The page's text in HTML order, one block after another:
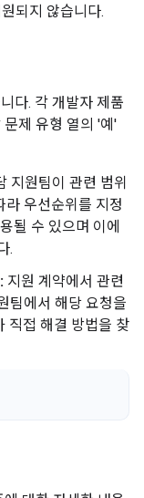
되지 않습니다.
다. 각 개발자 제품
제 유형 열의 '예'
지원팀이 관련 범위
라 우선순위를 지정
될 수 있으며 이에
.
지원 계약에서 관련
팀에서 해당 요청을
직접 해결 방법을 찾